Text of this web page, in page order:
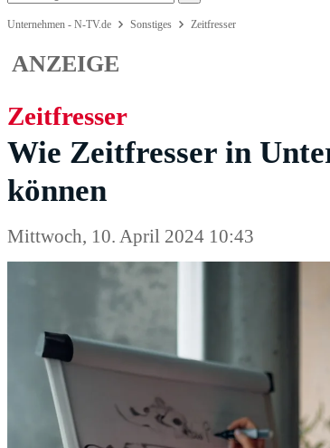
Unternehmen - N-TV.de Sonstiges Zeitfresser
ANZEIGE
Zeitfresser
Wie Zeitfresser in
können
Mittwoch, 10. April 2024 10:43